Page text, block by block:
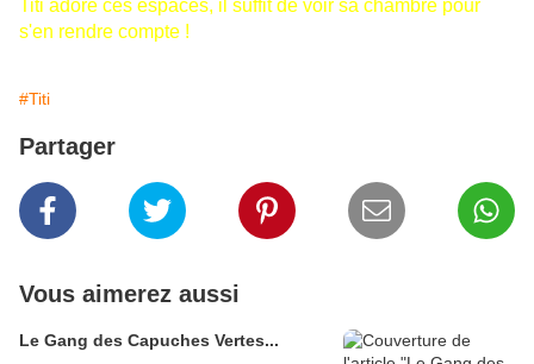
Titi adore ces espaces, il suffit de voir sa chambre pour
s'en rendre compte !
#Titi
Partager
Vous aimerez aussi
Le Gang des Capuches Vertes...